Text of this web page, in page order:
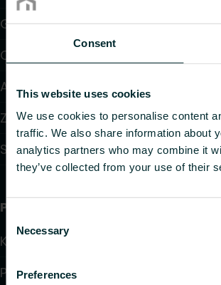
Consent
This website uses cookies
We use cookies to personalise content
traffic. We also share information about
analytics partners who may combine it
they’ve collected from your use of their
Selection
Necessary
Preferences
Grzejniki konwektorowe i
Ogrzewanie elektryczne
Automatyka
Zawory i głowice termostatyczne
Systemy instalacyjne
Przydatne linki
Kalkulatory doboru produktów
Pliki do pobrania